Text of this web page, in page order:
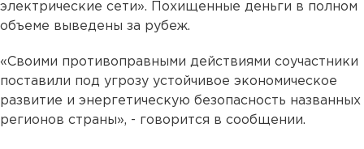
электрические сети». Похищенные деньги в полном
объеме выведены за рубеж.
«Своими противоправными действиями соучастники
поставили под угрозу устойчивое экономическое
развитие и энергетическую безопасность названных
регионов страны», - говорится в сообщении.